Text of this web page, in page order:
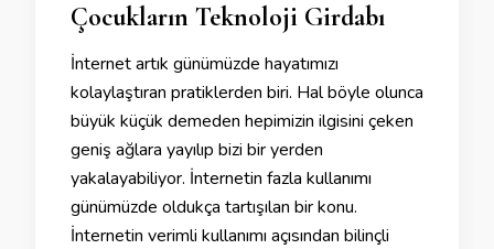
Çocukların Teknoloji Girdabı
İnternet artık günümüzde hayatımızı
kolaylaştıran pratiklerden biri. Hal böyle olunca
büyük küçük demeden hepimizin ilgisini çeken
geniş ağlara yayılıp bizi bir yerden
yakalayabiliyor. İnternetin fazla kullanımı
günümüzde oldukça tartışılan bir konu.
İnternetin verimli kullanımı açısından bilinçli